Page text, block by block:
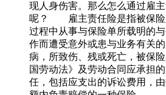
现人身伤害。那么怎么通过雇
呢？ 雇主责任险是指被保险
过程中从事与保险单所载明的
作而遭受意外或患与业务有关
病，所致伤、残或死亡，被保
国劳动法》及劳动合同应承担
任，包括应支出的诉讼费用，